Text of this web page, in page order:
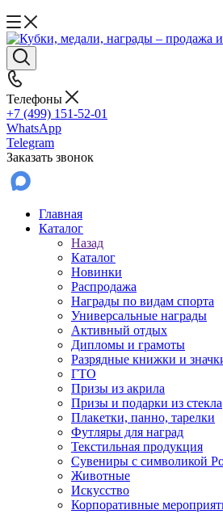
Телефоны
+7 (499) 151-52-01
WhatsApp
Telegram
Заказать звонок
Главная
Каталог
Назад
Каталог
Новинки
Распродажа
Награды по видам спорта
Универсальные награды
Активный отдых
Дипломы и грамоты
Разрядные книжки и
ГТО
Призы из акрила
Призы и подарки из стекла
Плакетки, панно, тарелки
Футляры для наград
Текстильная продукция
Сувениры с символикой
Животные
Искусство
Корпоративные